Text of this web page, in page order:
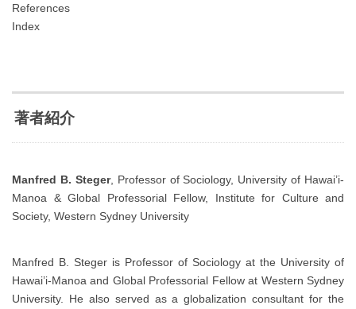
References
Index
著者紹介
Manfred B. Steger, Professor of Sociology, University of Hawai’i-
Manoa & Global Professorial Fellow, Institute for Culture and
Society, Western Sydney University
Manfred B. Steger is Professor of Sociology at the University of
Hawai’i-Manoa and Global Professorial Fellow at Western Sydney
University. He also served as a globalization consultant for the